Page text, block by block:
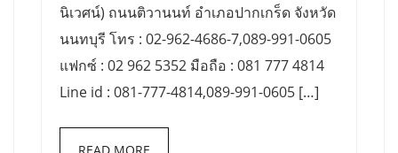
นิเวศน์) ถนนติวานนท์ อำเภอปากเกร็ด จังหวัด
นนทบุรี โทร : 02-962-4686-7,089-991-0605
แฟกซ์ : 02 962 5352 มือถือ : 081 777 4814
Line id : 081-777-4814,089-991-0605 […]